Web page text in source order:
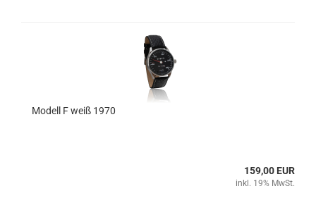
Modell F weiß 1970
159,00 EUR
inkl. 19% MwSt.